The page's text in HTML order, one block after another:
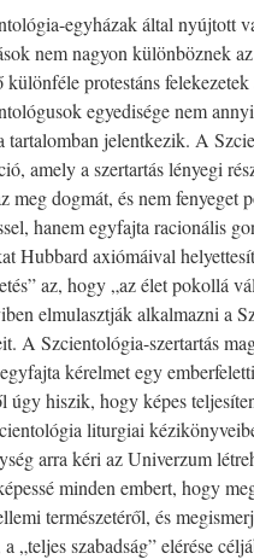
egyházak által nyújtott
nem nagyon különböznek
különféle protestáns felekezetek
egyedisége nem
tartalomban jelentkezik. A
amely a szertartás lényegi
meg dogmát, és nem fenyeget
hanem egyfajta racionális
Hubbard axiómáival
az, hogy „az élet pokollá
elmulasztják alkalmazni a
A Szcientológia-szertartás
kérelmet egy
úgy hiszik, hogy képes
liturgiai
arra kéri az Univerzum
minden embert, hogy
természetéről, és
a „teljes szabadság” elérése